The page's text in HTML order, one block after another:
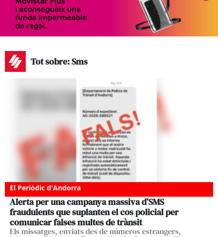
Tot sobre: Sms
El Periòdic d'Andorra
Alerta per una campanya massiva d’SMS
fraudulents que suplanten el cos policial per
comunicar falses multes de trànsit
Els missatges, enviats des de números estrangers,